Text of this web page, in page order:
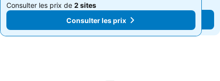
Consulter les prix de 2 sites
Consulter les prix
Consulter les prix de 2 sites
Consulter les prix